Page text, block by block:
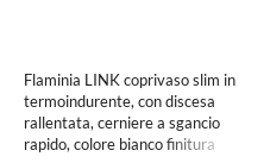
Flaminia LINK coprivaso slim in
termoindurente, con discesa
rallentata, cerniere a sgancio
rapido, colore bianco finitura